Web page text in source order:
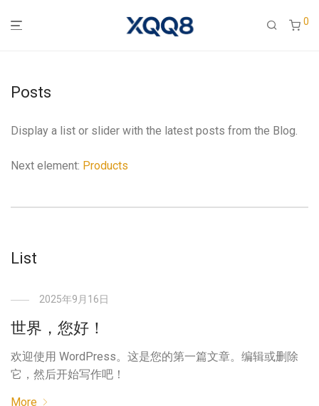
0
Posts
Display a list or slider with the latest posts from the Blog.
Next element: Products
List
2025年9月16日
世界，您好！
欢迎使用 WordPress。这是您的第一篇文章。编辑或删除
它，然后开始写作吧！
More